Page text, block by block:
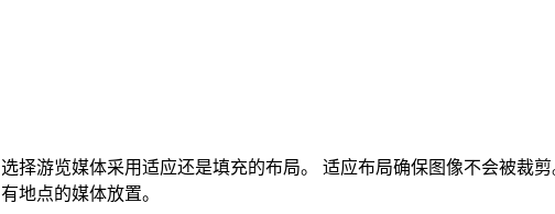
选择游览媒体采用适应还是填充的布局。 适应布局确保图像不会被裁
有地点的媒体放置。